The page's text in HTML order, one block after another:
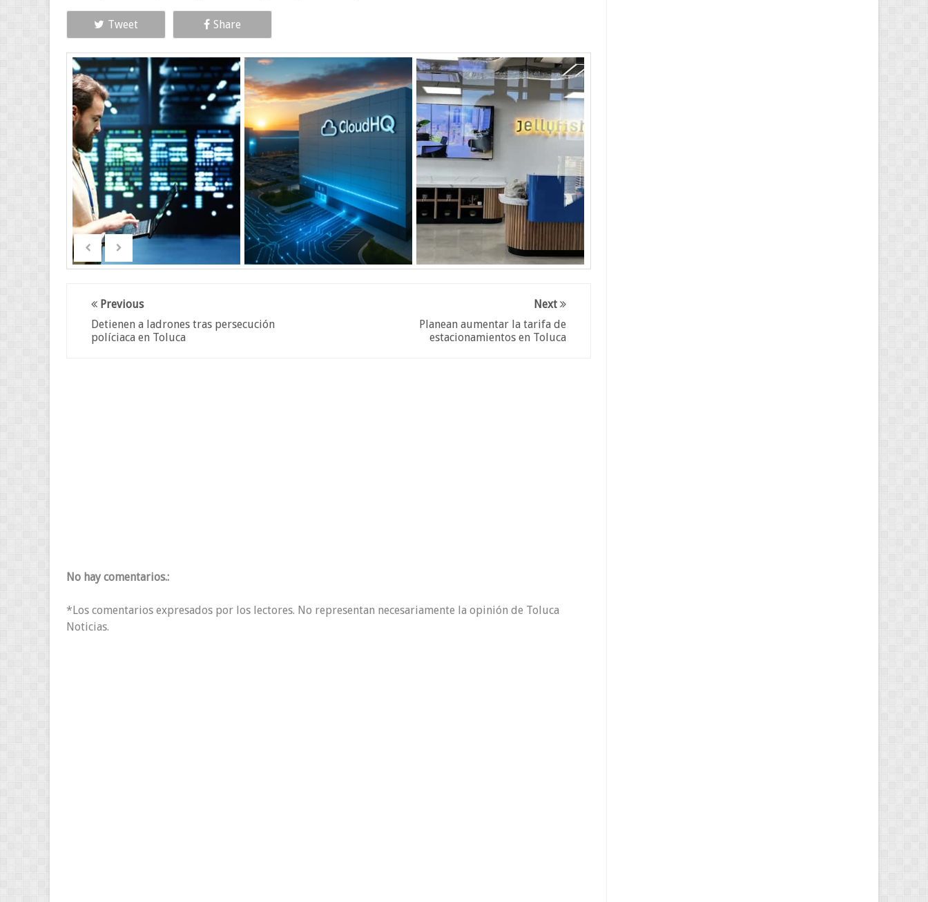
Tweet Share
Next
Planean aumentar la tarifa de
estacionamientos en Toluca
Previous
Detienen a ladrones tras persecución
políciaca en Toluca
No hay comentarios.:
*Los comentarios expresados por los lectores. No representan necesariamente la opinión de Toluca
Noticias.